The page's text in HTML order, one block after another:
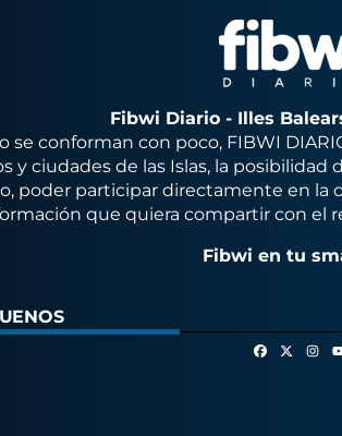
Fibwi Diario - Illes
se conforman con poco, FIBWI
y ciudades de las Islas, la posibilidad
poder participar directamente en la
que quiera compartir con el
Fibwi en tu
Facebook